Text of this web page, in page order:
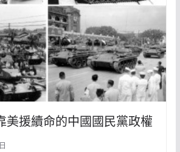
美援續命的中國國民黨政權